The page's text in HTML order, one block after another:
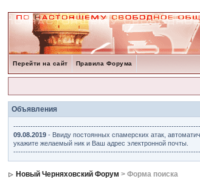
Перейти на сайт Правила Форума
Объявления
09.08.2019 - Ввиду постоянных спамерских атак,
укажите желаемый ник и Ваш адрес электронной почты.
Новый Черняховский Форум > Форма поиска